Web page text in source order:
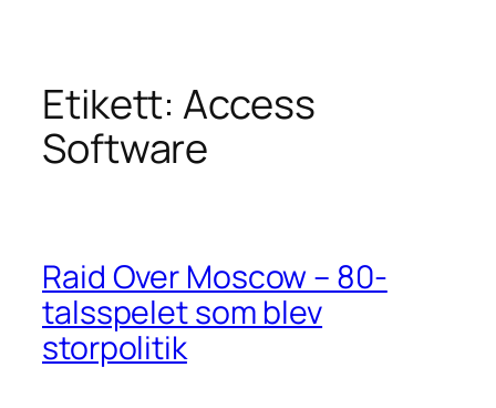
Etikett:Access
Software
Raid Over Moscow – 80-
talsspelet som blev
storpolitik